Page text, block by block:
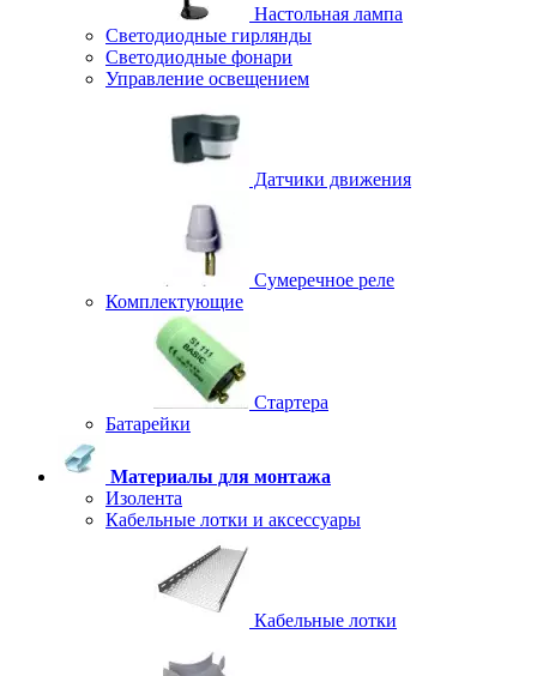
Настольная лампа
Светодиодные гирлянды
Светодиодные фонари
Управление освещением
Датчики движения
Сумеречное реле
Комплектующие
Стартера
Батарейки
Материалы для монтажа
Изолента
Кабельные лотки и аксессуары
Кабельные лотки